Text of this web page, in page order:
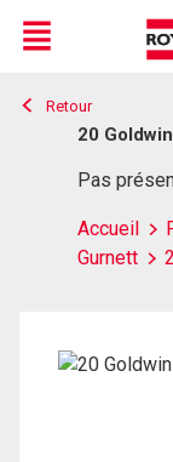
Live
En Direct
Menu
Retour
20
Pas
Accueil
Gurnett